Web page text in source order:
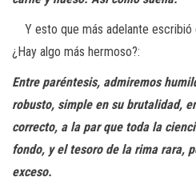
Y esto que más adelante escribió
¿Hay algo más hermoso?:
Entre paréntesis, admiremos
robusto, simple en su brutalidad,
correcto, a la par que toda la
fondo, y el tesoro de la rima rara,
exceso.